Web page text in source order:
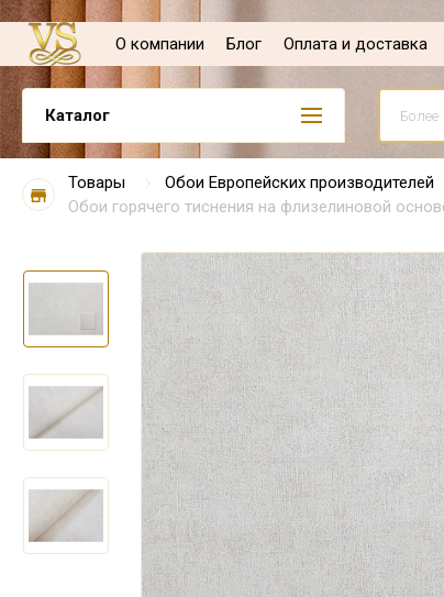
О компании Блог Оплата и доставка
Каталог
Товары Обои Европейских производителей
Обои горячего тиснения на флизелиновой